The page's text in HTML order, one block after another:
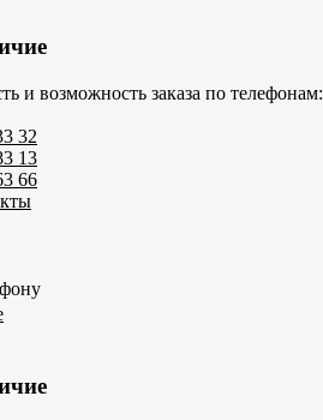
и возможность заказа по телефонам:
32
13
66